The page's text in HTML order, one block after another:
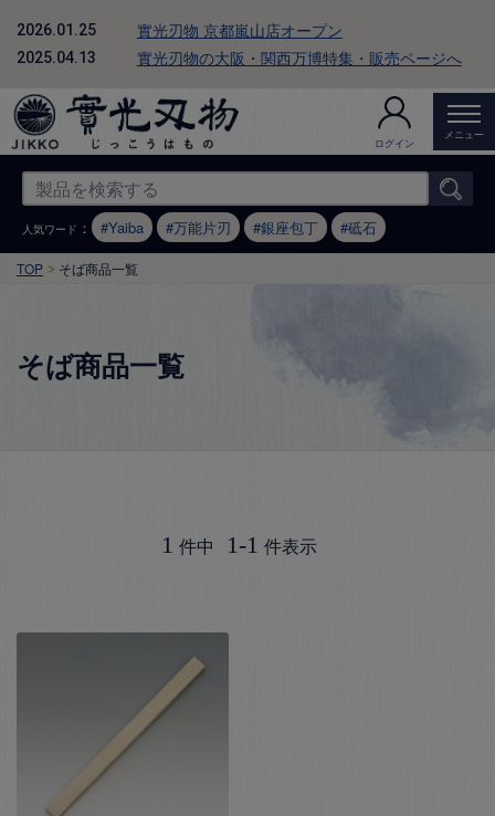
2026.01.25 實光刃物 京都嵐山店オープン
2025.04.13 實光刃物の大阪・関西万博特集・販売ページへ
ログイン
メニュー
人気ワード ： Yaiba 万能片刃 銀座包丁 砥石
TOP そば商品一覧
そば商品一覧
1 件中 1-1 件表示